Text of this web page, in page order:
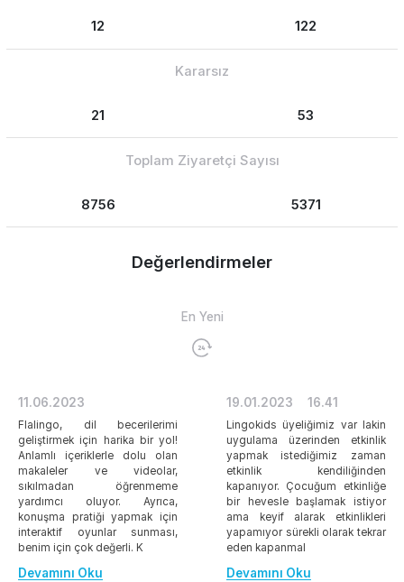
12 122
Kararsız
21 53
Toplam Ziyaretçi Sayısı
8756 5371
Değerlendirmeler
En Yeni
11.06.2023
Flalingo, dil becerilerimi
geliştirmek için harika bir yol!
Anlamlı içeriklerle dolu olan
makaleler ve videolar,
sıkılmadan öğrenmeme
yardımcı oluyor. Ayrıca,
konuşma pratiği yapmak için
interaktif oyunlar sunması,
benim için çok değerli. K
Devamını Oku
19.01.2023 16.41
Lingokids üyeliğimiz var lakin
uygulama üzerinden etkinlik
yapmak istediğimiz zaman
etkinlik kendiliğinden
kapanıyor. Çocuğum etkinliğe
bir hevesle başlamak istiyor
ama keyif alarak etkinlikleri
yapamıyor sürekli olarak tekrar
eden kapanmal
Devamını Oku